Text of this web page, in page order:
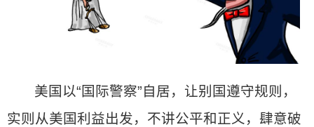
美国以“国际警察”自居，让别国遵守规则，
实则从美国利益出发，不讲公平和正义，肆意破